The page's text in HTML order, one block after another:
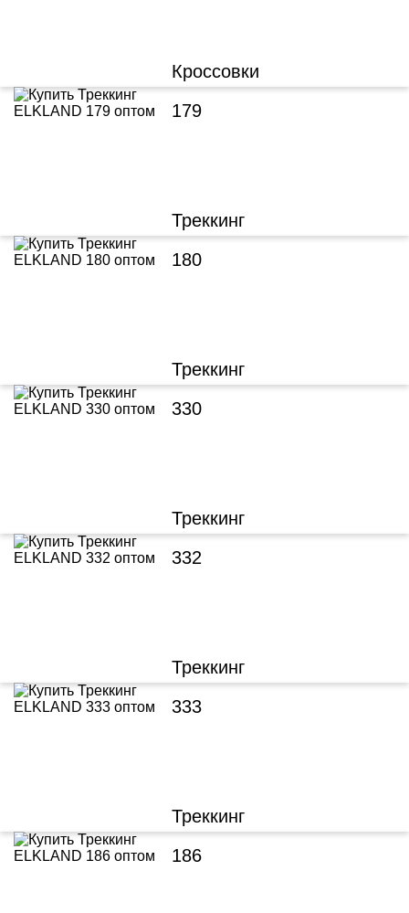
Кроссовки
179
Треккинг
180
Треккинг
330
Треккинг
332
Треккинг
333
Треккинг
186